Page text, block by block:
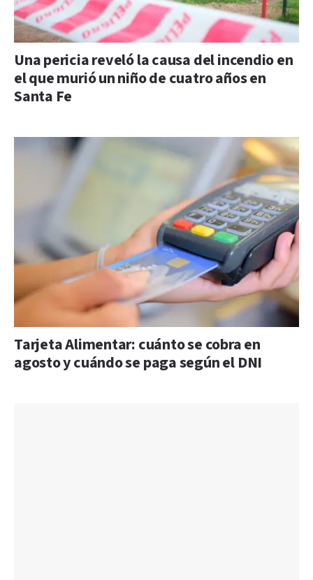
Una pericia reveló la causa del incendio en
el que murió un niño de cuatro años en
Santa Fe
Tarjeta Alimentar: cuánto se cobra en
agosto y cuándo se paga según el DNI